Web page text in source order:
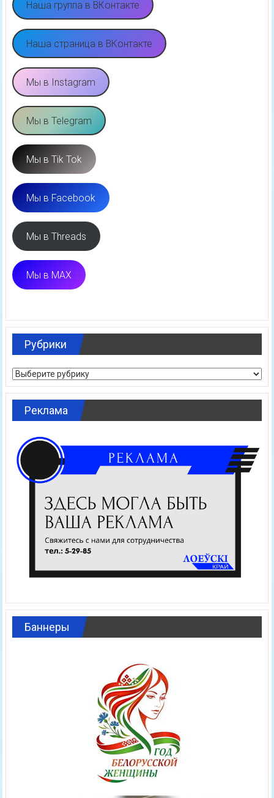
Наша группа в ВКонтакте
Наша страница в ВКонтакте
Мы в Instagram
Мы в Telegram
Мы в Tik Tok
Мы в Facebook
Мы в Threads
Мы в MAX
Рубрики
Рубрики
Реклама
Баннеры